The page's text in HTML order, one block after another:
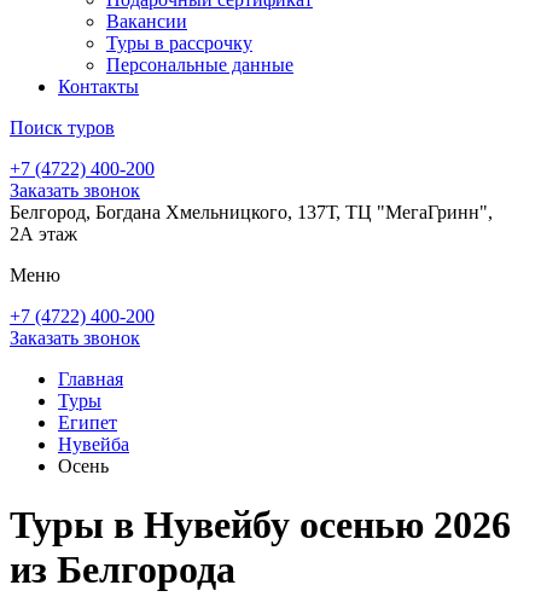
Вакансии
Туры в рассрочку
Персональные данные
Контакты
Поиск туров
+7 (4722) 400-200
Заказать звонок
Белгород, Богдана Хмельницкого, 137Т, ТЦ "МегаГринн",
2А этаж
Меню
+7 (4722) 400-200
Заказать звонок
Главная
Туры
Египет
Нувейба
Осень
Туры в Нувейбу осенью 2026
из Белгорода